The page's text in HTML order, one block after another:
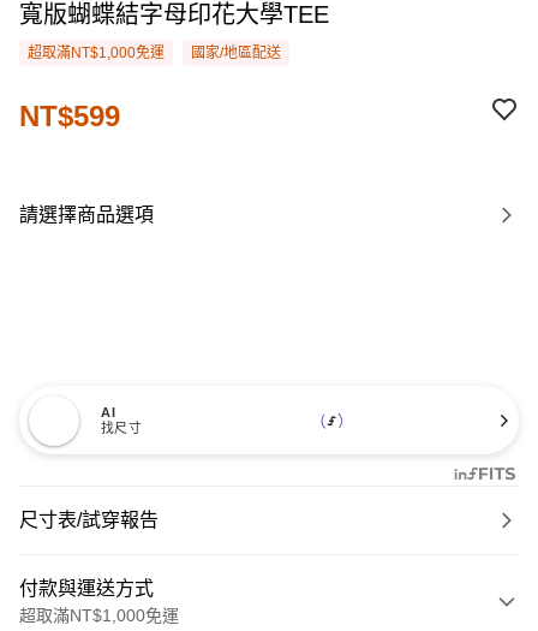
寬版蝴蝶結字母印花大學TEE
超取滿NT$1,000免運 國家/地區配送
NT$599
請選擇商品選項
AI
找尺寸
尺寸表/試穿報告
付款與運送方式
超取滿NT$1,000免運